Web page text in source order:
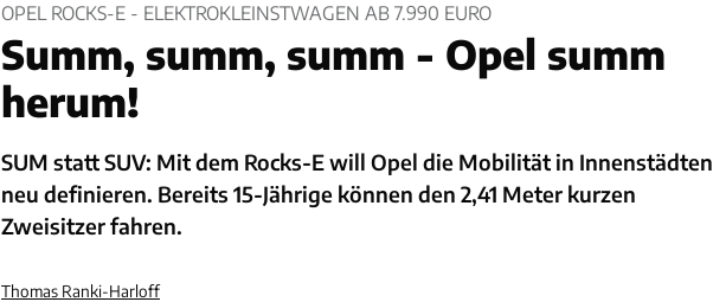
OPEL ROCKS-E - ELEKTROKLEINSTWAGEN AB 7.990 EURO
Summ, summ, summ - Opel summ
herum!
SUM statt SUV: Mit dem Rocks-E will Opel die Mobilität in Innenstädten
neu definieren. Bereits 15-Jährige können den 2,41 Meter kurzen
Zweisitzer fahren.
Thomas Ranki-Harloff